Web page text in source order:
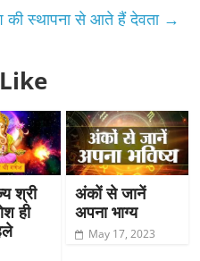
स्थापना से आते हैं देवता →
श्री
ही
अंकों से जानें
अपना भाग्य
May 17, 2023